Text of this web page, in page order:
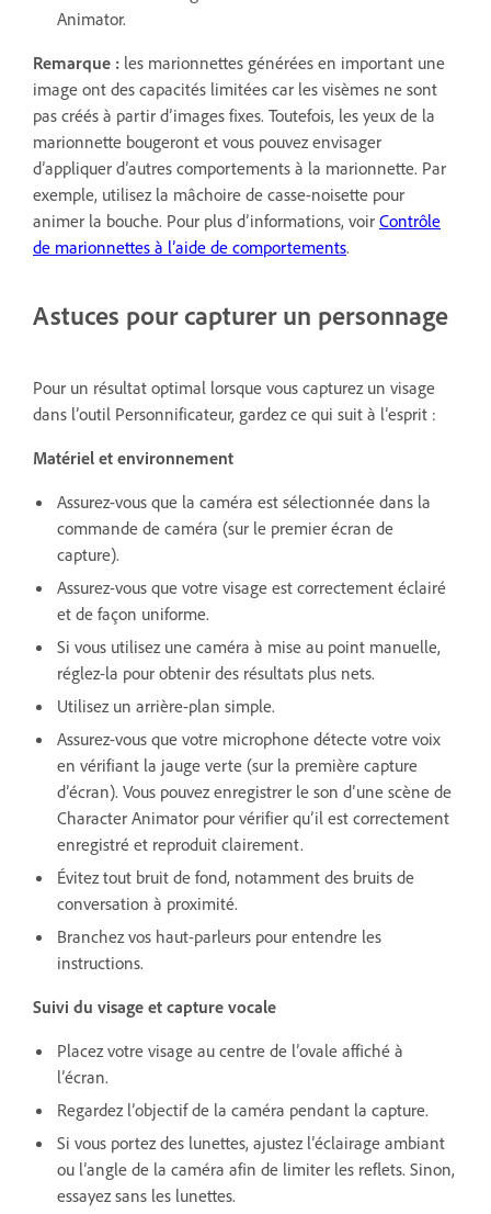
Animator.
Remarque : les marionnettes générées en important une
image ont des capacités limitées car les visèmes ne sont
pas créés à partir d’images fixes. Toutefois, les yeux de la
marionnette bougeront et vous pouvez envisager
d’appliquer d’autres comportements à la marionnette. Par
exemple, utilisez la mâchoire de casse-noisette pour
animer la bouche. Pour plus d’informations, voir Contrôle
de marionnettes à l’aide de comportements.
Astuces pour capturer un personnage
Pour un résultat optimal lorsque vous capturez un visage
dans l’outil Personnificateur, gardez ce qui suit à l’esprit :
Matériel et environnement
Assurez-vous que la caméra est sélectionnée dans la
commande de caméra (sur le premier écran de
capture).
Assurez-vous que votre visage est correctement éclairé
et de façon uniforme.
Si vous utilisez une caméra à mise au point manuelle,
réglez-la pour obtenir des résultats plus nets.
Utilisez un arrière-plan simple.
Assurez-vous que votre microphone détecte votre voix
en vérifiant la jauge verte (sur la première capture
d’écran). Vous pouvez enregistrer le son d’une scène de
Character Animator pour vérifier qu’il est correctement
enregistré et reproduit clairement.
Évitez tout bruit de fond, notamment des bruits de
conversation à proximité.
Branchez vos haut-parleurs pour entendre les
instructions.
Suivi du visage et capture vocale
Placez votre visage au centre de l’ovale affiché à
l’écran.
Regardez l’objectif de la caméra pendant la capture.
Si vous portez des lunettes, ajustez l’éclairage ambiant
ou l’angle de la caméra afin de limiter les reflets. Sinon,
essayez sans les lunettes.